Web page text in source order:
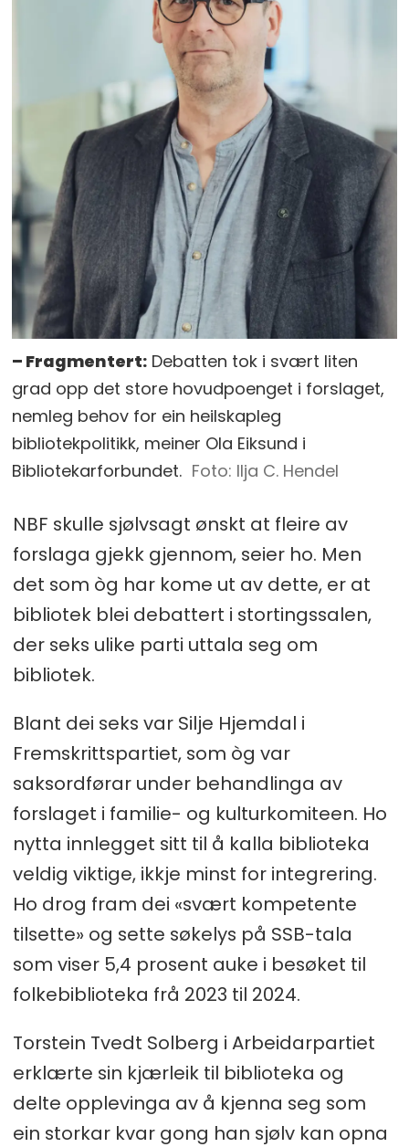
– Fragmentert: Debatten tok i svært liten
grad opp det store hovudpoenget i forslaget,
nemleg behov for ein heilskapleg
bibliotekpolitikk, meiner Ola Eiksund i
Bibliotekarforbundet.
Ilja C. Hendel
NBF skulle sjølvsagt ønskt at fleire av
forslaga gjekk gjennom, seier ho. Men
det som òg har kome ut av dette, er at
bibliotek blei debattert i stortingssalen,
der seks ulike parti uttala seg om
bibliotek.
Blant dei seks var Silje Hjemdal i
Fremskrittspartiet, som òg var
saksordførar under behandlinga av
forslaget i familie- og kulturkomiteen. Ho
nytta innlegget sitt til å kalla biblioteka
veldig viktige, ikkje minst for integrering.
Ho drog fram dei «svært kompetente
tilsette» og sette søkelys på SSB-tala
som viser 5,4 prosent auke i besøket til
folkebiblioteka frå 2023 til 2024.
Torstein Tvedt Solberg i Arbeidarpartiet
erklærte sin kjærleik til biblioteka og
delte opplevinga av å kjenna seg som
ein storkar kvar gong han sjølv kan opna